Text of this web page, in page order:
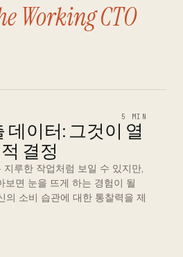
Working CTO
5 MIN
데이터: 그것이 열
결정
루한 작업처럼 보일 수 있지만,
보면 눈을 뜨게 하는 경험이 될
의 소비 습관에 대한 통찰력을 제